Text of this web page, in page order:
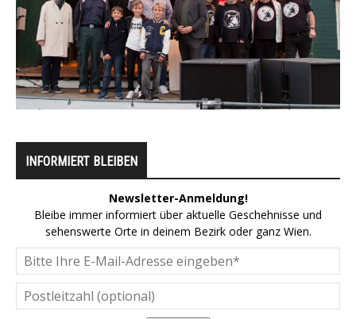
INFORMIERT BLEIBEN
Newsletter-Anmeldung!
Bleibe immer informiert über aktuelle Geschehnisse und
sehenswerte Orte in deinem Bezirk oder ganz Wien.